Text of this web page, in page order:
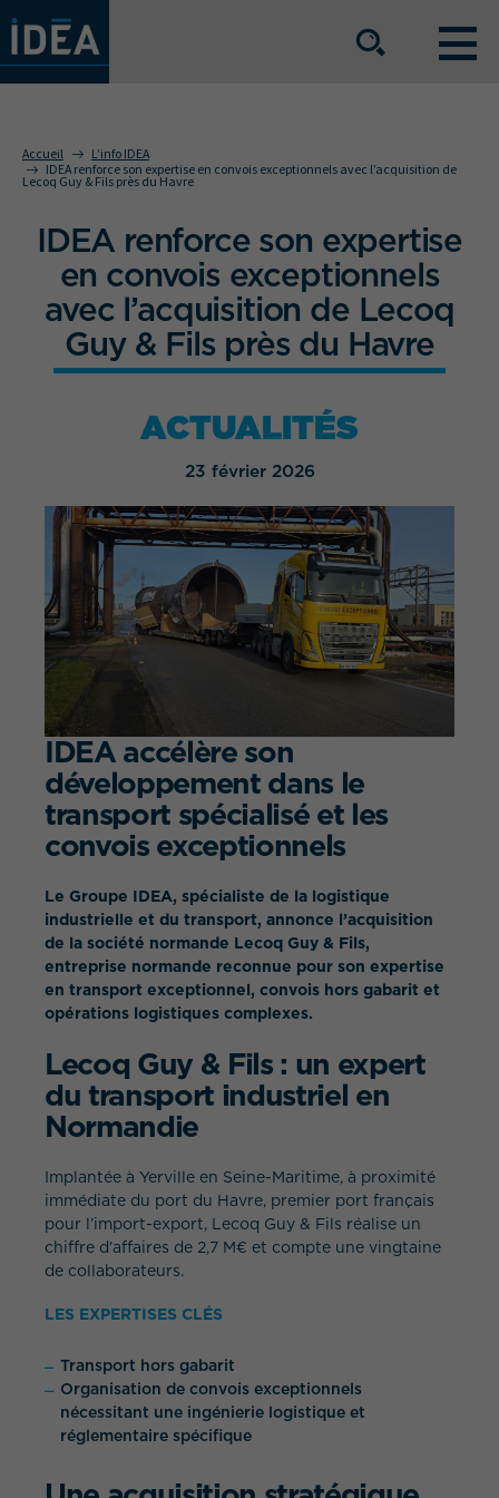
Nous rejoindre Espace Presse
QUEL EST VOTRE BESOIN ?
NOS SECTEURS D'ACTIVITÉ
Accueil
L’info IDEA
IDEA renforce son expertise en convois exceptionnels avec l’acquisition de
Lecoq Guy & Fils près du Havre
IDEA renforce son expertise
en convois exceptionnels
avec l’acquisition de Lecoq
Guy & Fils près du Havre
ACTUALITÉS
23 février 2026
IDEA accélère son
développement dans le
transport spécialisé et les
convois exceptionnels
Le Groupe IDEA, spécialiste de la logistique
industrielle et du transport, annonce l’acquisition
de la société normande Lecoq Guy & Fils,
entreprise normande reconnue pour son expertise
en transport exceptionnel, convois hors gabarit et
opérations logistiques complexes.
Lecoq Guy & Fils : un expert
du transport industriel en
Normandie
Implantée à Yerville en Seine-Maritime, à proximité
immédiate du port du Havre, premier port français
pour l’import-export, Lecoq Guy & Fils réalise un
chiffre d’affaires de 2,7 M€ et compte une vingtaine
de collaborateurs.
LES EXPERTISES CLÉS
Transport hors gabarit
Organisation de convois exceptionnels
nécessitant une ingénierie logistique et
réglementaire spécifique